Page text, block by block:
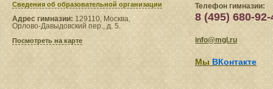
Сведения​ об образовательной организации
Адрес гимназии: 129110, Москва,
Орлово-Давыдовский пер., д. 5.
Посмотреть на карте
Телефон гимназии:
8 (495) 680-92-
info@mgl.ru
Мы ВКонтакте